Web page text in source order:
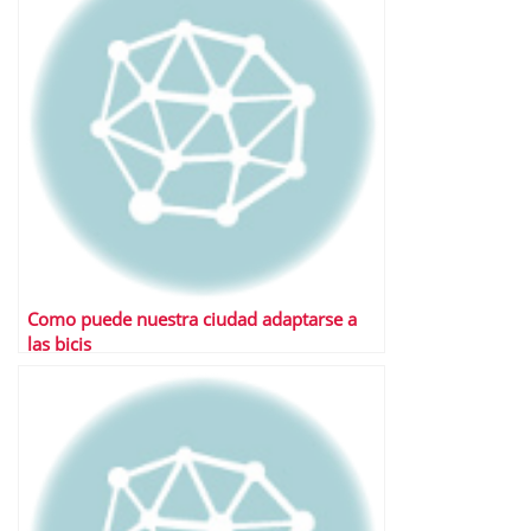
Como puede nuestra ciudad adaptarse a
las bicis